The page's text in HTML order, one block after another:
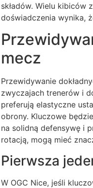
składów. Wielu kibiców
doświadczenia wynika,
mecz
Przewidywanie
zwyczajach trenerów i
preferują elastyczne
obrony. Kluczowe
na solidną defensywę i
rotacją, mogą mieć
Pierwsza
W OGC Nice, jeśli